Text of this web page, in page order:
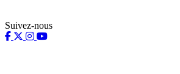
Suivez-nous